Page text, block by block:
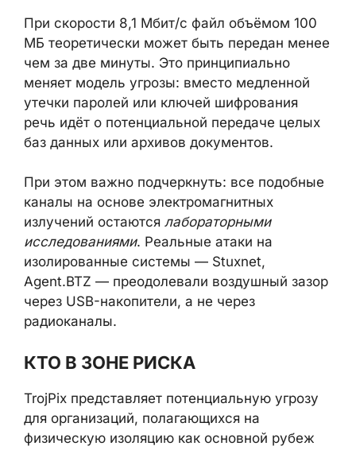
этот показатель в сотни раз, хотя прямое
сравнение некорректно из-за различий в
приёмниках и условиях тестирования.
При скорости 8,1 Мбит/с файл объёмом 100
МБ теоретически может быть передан
менее чем за две минуты. Это
вместо медленной утечки паролей или
ключей шифрования речь идёт о
потенциальной передаче целых баз данных
или архивов документов.
При этом важно подчеркнуть: все
подобные каналы на основе
электромагнитных излучений остаются
Реальные атаки на изолированные
преодолевали воздушный зазор через USB-
накопители, а не через радиоканалы.